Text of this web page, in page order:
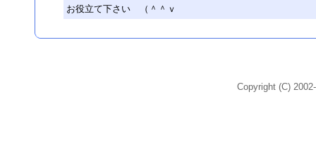
お役立て下さい （＾＾ｖ
Copyright (C)